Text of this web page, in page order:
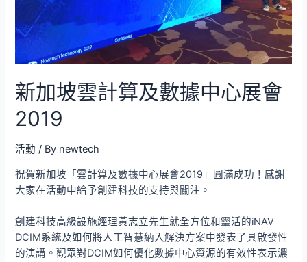
新加坡雲計算及數據中心展會
2019
活動 / By newtech
祝賀新加坡「雲計算及數據中心展會2019」圓滿成功！感謝
大家在活動中給予創建科技的支持與關注。
創建科技高級設施經理黃志立先生就全方位和靈活的iNAV
DCIM系統及如何將人工智慧納入解決方案中發表了具啟發性
的演講。觀眾對DCIM如何優化數據中心資源的有效性表示濃